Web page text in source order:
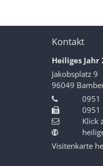
Kontakt
Heiliges
Jakobsplatz 9
96049
0951
0951
Klick
Visitenkarte